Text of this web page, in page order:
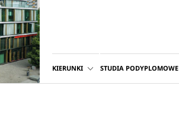
KIERUNKI STUDIA PODYPLOMOWE